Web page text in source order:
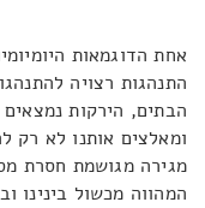
אחת הדוגמאות
התנהגות רצויה
הבתים, הירקות
ומאלצים אותנו לא
מגירה מגושמת חסרת
המהווה מכשול בינינו